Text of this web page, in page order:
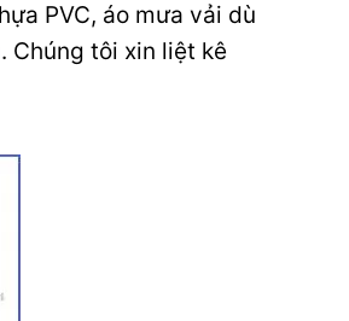
PVC, áo mưa vải dù
. Chúng tôi xin liệt kê